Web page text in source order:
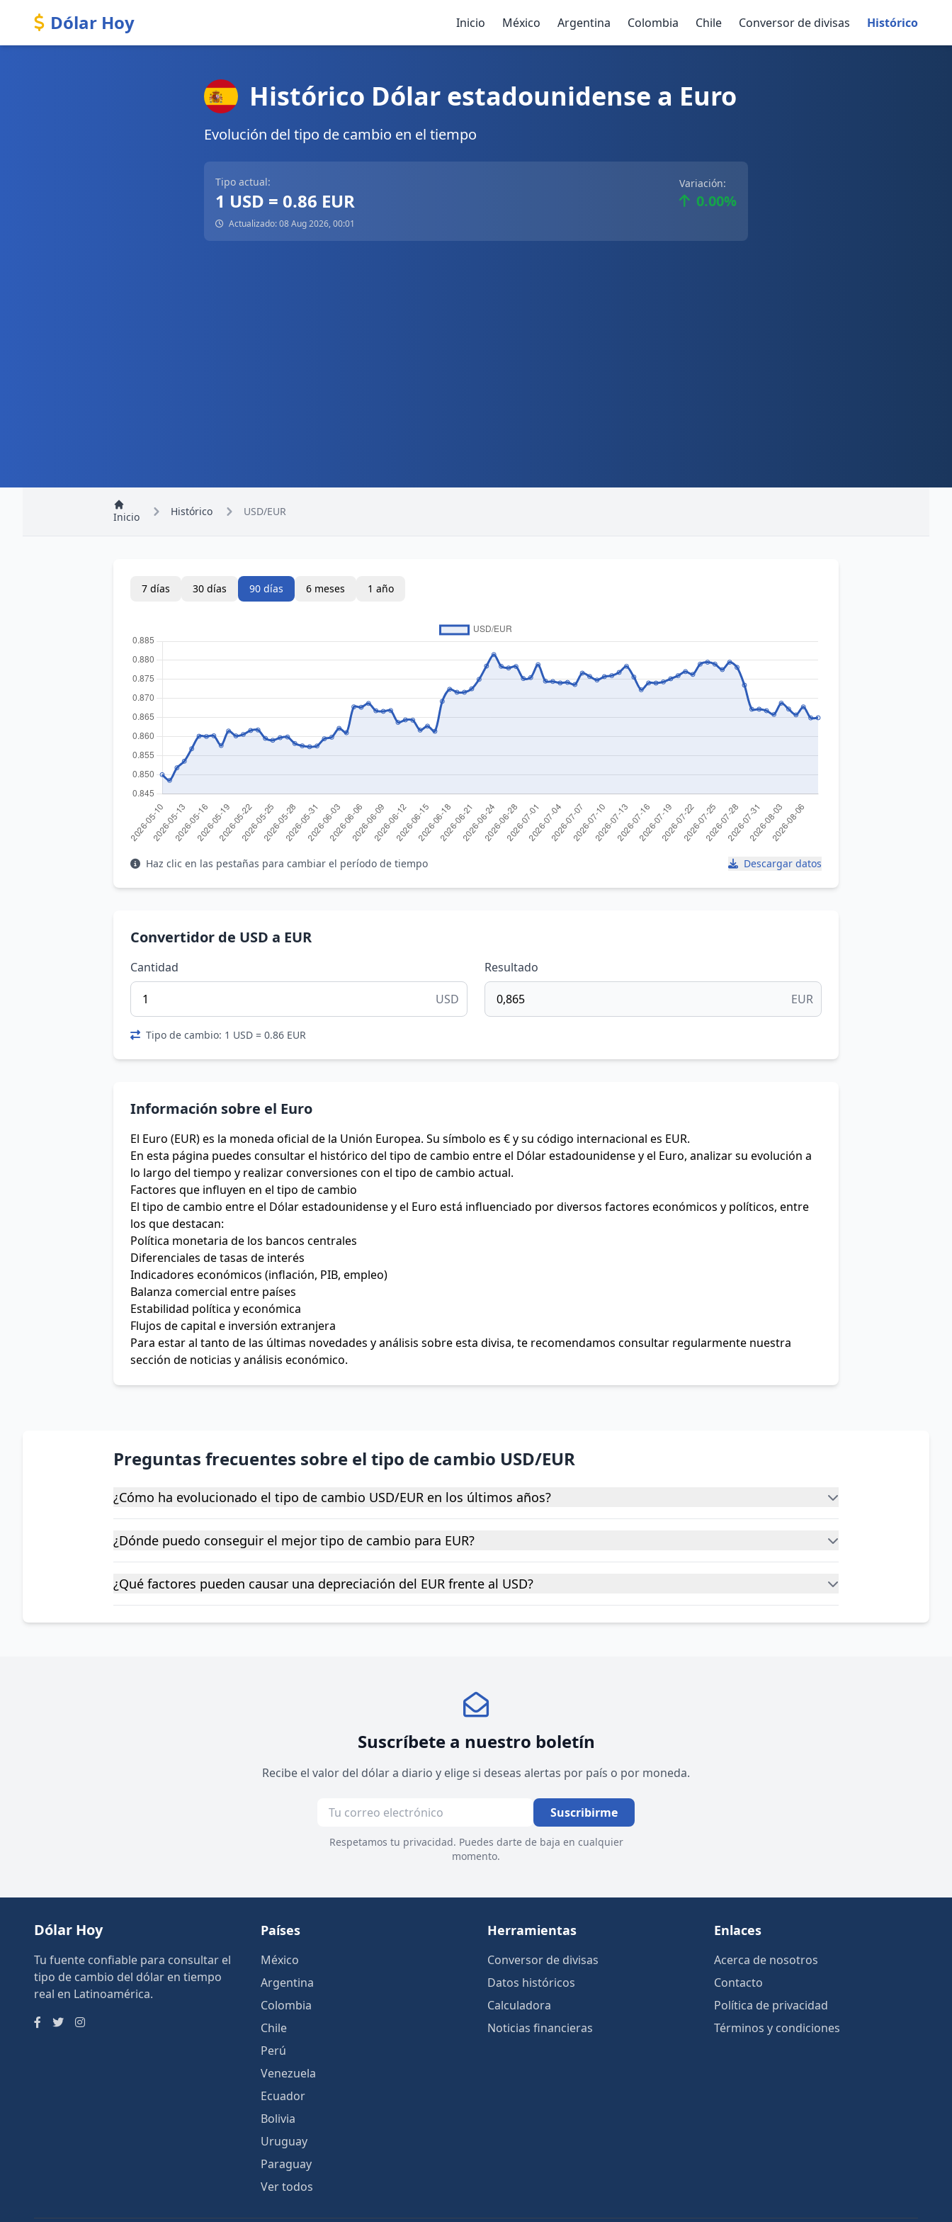
Dólar Hoy Inicio México Argentina Colombia Chile Conversor de divisas Histórico
Histórico Dólar estadounidense a Euro
Evolución del tipo de cambio en el tiempo
Tipo actual:
1 USD = 0.86 EUR
Variación:
0.00%
Actualizado: 08 Aug 2026, 00:01
Inicio Histórico USD/EUR
7 días 30 días 90 días 6 meses 1 año
Haz clic en las pestañas para cambiar el período de tiempo Descargar datos
Convertidor de USD a EUR
Cantidad
USD
Resultado
EUR
Tipo de cambio: 1 USD = 0.86 EUR
Información sobre el Euro
El Euro (EUR) es la moneda oficial de la Unión Europea. Su símbolo es € y su código internacional es EUR.
En esta página puedes consultar el histórico del tipo de cambio entre el Dólar estadounidense y el Euro, analizar su evolución a
lo largo del tiempo y realizar conversiones con el tipo de cambio actual.
Factores que influyen en el tipo de cambio
El tipo de cambio entre el Dólar estadounidense y el Euro está influenciado por diversos factores económicos y políticos, entre
los que destacan:
Política monetaria de los bancos centrales
Diferenciales de tasas de interés
Indicadores económicos (inflación, PIB, empleo)
Balanza comercial entre países
Estabilidad política y económica
Flujos de capital e inversión extranjera
Para estar al tanto de las últimas novedades y análisis sobre esta divisa, te recomendamos consultar regularmente nuestra
sección de noticias y análisis económico.
Preguntas frecuentes sobre el tipo de cambio USD/EUR
¿Cómo ha evolucionado el tipo de cambio USD/EUR en los últimos años?
¿Dónde puedo conseguir el mejor tipo de cambio para EUR?
¿Qué factores pueden causar una depreciación del EUR frente al USD?
Suscríbete a nuestro boletín
Recibe el valor del dólar a diario y elige si deseas alertas por país o por moneda.
Suscribirme
Respetamos tu privacidad. Puedes darte de baja en cualquier
momento.
Dólar Hoy
Tu fuente confiable para consultar el
tipo de cambio del dólar en tiempo
real en Latinoamérica.
Países
México
Argentina
Colombia
Chile
Perú
Venezuela
Ecuador
Bolivia
Uruguay
Paraguay
Ver todos
Herramientas
Conversor de divisas
Datos históricos
Calculadora
Noticias financieras
Enlaces
Acerca de nosotros
Contacto
Política de privacidad
Términos y condiciones